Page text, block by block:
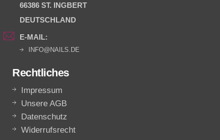
66386 ST. INGBERT
DEUTSCHLAND
E-MAIL:
INFO@NAILS.DE
Rechtliches
Impressum
Unsere AGB
Datenschutz
Widerrufsrecht